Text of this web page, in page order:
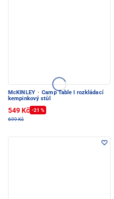
McKINLEY · Camp Table I rozkládací
kempinkový stůl
549 Kč -21 %
699 Kč